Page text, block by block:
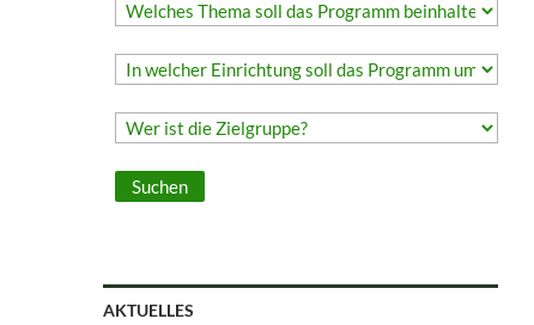
AKTUELLES